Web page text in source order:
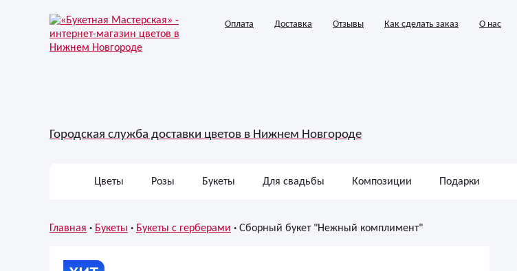
Оплата Доставка Отзывы Как сделать заказ О нас
Городская служба доставки цветов в Нижнем Новгороде
Цветы Розы Букеты Для свадьбы Композиции Подарки
Главная Букеты Букеты с герберами Сборный букет "Нежный комплимент"